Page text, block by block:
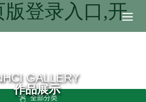
版登录入口,开
GALLERY
作品展示
全部分类